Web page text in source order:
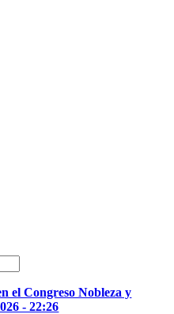
el Congreso Nobleza y
- 22:26